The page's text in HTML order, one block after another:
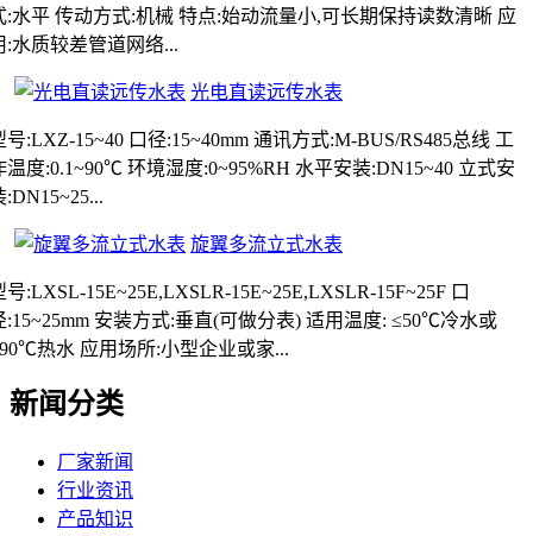
:水平 传动方式:机械 特点:始动流量小,可长期保持读数清晰 应
:水质较差管道网络...
光电直读远传水表
号:LXZ-15~40 口径:15~40mm 通讯方式:M-BUS/RS485总线 工
温度:0.1~90℃ 环境湿度:0~95%RH 水平安装:DN15~40 立式安
:DN15~25...
旋翼多流立式水表
号:LXSL-15E~25E,LXSLR-15E~25E,LXSLR-15F~25F 口
:15~25mm 安装方式:垂直(可做分表) 适用温度: ≤50℃冷水或
热水 应用场所:小型企业或家...
新闻分类
厂家新闻
行业资讯
产品知识